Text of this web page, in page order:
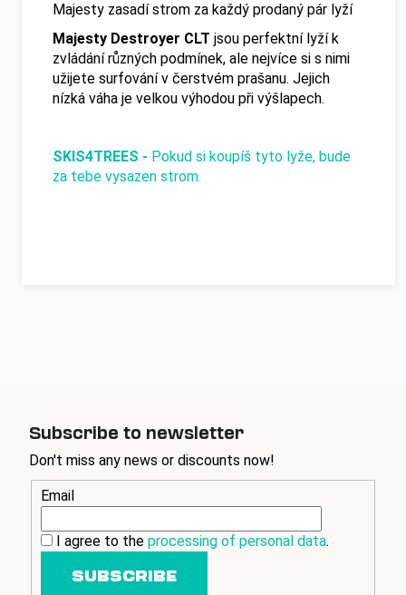
Majesty zasadí strom za každý prodaný pár lyží
Majesty Destroyer CLT jsou perfektní lyží k
zvládání různých podmínek, ale nejvíce si s nimi
užijete surfování v čerstvém prašanu. Jejich
nízká váha je velkou výhodou při výšlapech.
SKIS4TREES - Pokud si koupíš tyto lyže, bude
za tebe vysazen strom.
Subscribe to newsletter
Don't miss any news or discounts now!
Email
I agree to the processing of personal data.
SUBSCRIBE